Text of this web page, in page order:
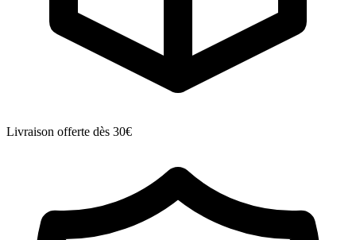
Livraison offerte dès 30€